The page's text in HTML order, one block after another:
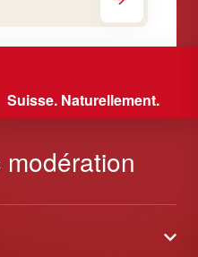
Suisse. Naturellement.